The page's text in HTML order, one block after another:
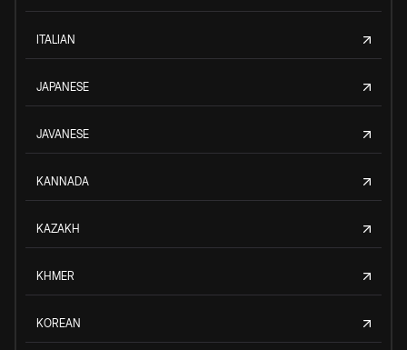
ITALIAN
JAPANESE
JAVANESE
KANNADA
KAZAKH
KHMER
KOREAN